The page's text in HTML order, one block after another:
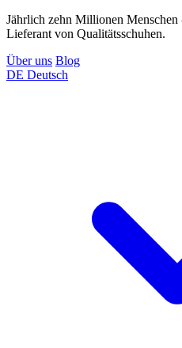
Jährlich zehn Millionen
Lieferant von Qualitätsschuhen.
Über uns Blog
DE Deutsch